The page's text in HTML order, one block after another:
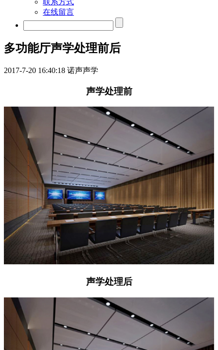
联系方式
在线留言
多功能厅声学处理前后
2017-7-20 16:40:18 诺声声学
声学处理前
声学处理后